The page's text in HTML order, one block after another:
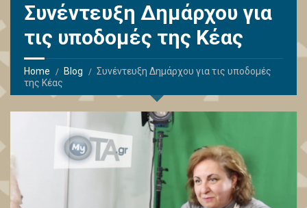
Συνέντευξη Δημάρχου για
τις υποδομές της Κέας
Home Blog
Συνέντευξη Δημάρχου για τις υποδομές
της Κέας